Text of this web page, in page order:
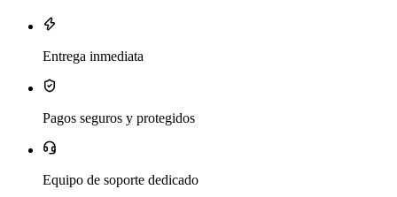
Entrega inmediata
Pagos seguros y protegidos
Equipo de soporte dedicado